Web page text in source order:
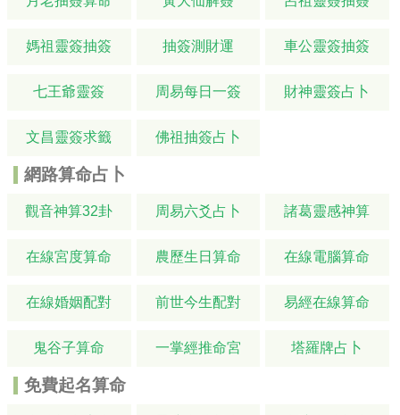
媽祖靈簽抽簽 抽簽測財運 車公靈簽抽簽
七王爺靈簽 周易每日一簽 財神靈簽占卜
文昌靈簽求籤 佛祖抽簽占卜
網路算命占卜
觀音神算32卦 周易六爻占卜 諸葛靈感神算
在線宮度算命 農歷生日算命 在線電腦算命
在線婚姻配對 前世今生配對 易經在線算命
鬼谷子算命 一掌經推命宮 塔羅牌占卜
免費起名算命